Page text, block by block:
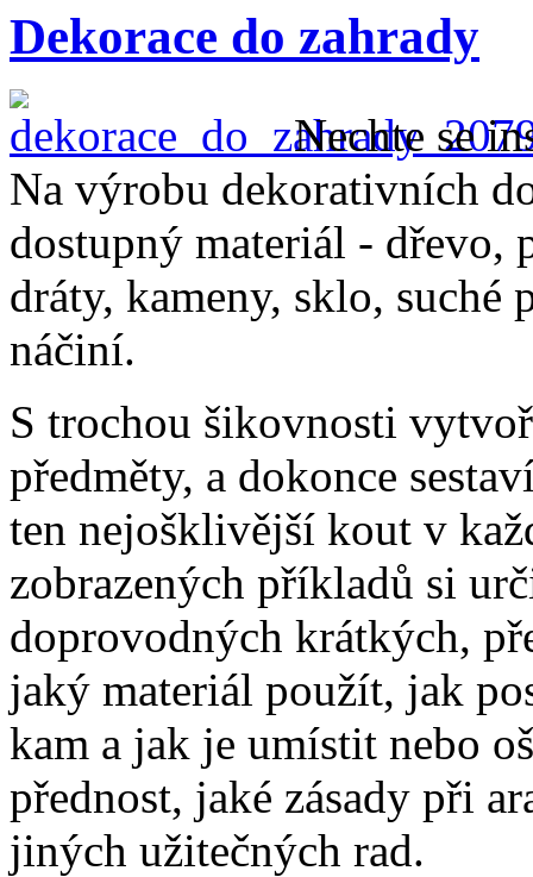
Dekorace do zahrady
Nechte se
Na výrobu dekorativních
dostupný materiál - dřevo,
dráty, kameny, sklo, suché
náčiní.
S trochou šikovnosti
předměty, a dokonce
ten nejošklivější kout v
zobrazených příkladů si
doprovodných krátkých,
jaký materiál použít, jak
kam a jak je umístit nebo
přednost, jaké zásady při
jiných užitečných rad.